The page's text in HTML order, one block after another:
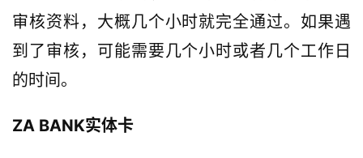
审核资料，大概几个小时就完全通过。如果遇
到了审核，可能需要几个小时或者几个工作日
的时间。
ZA BANK实体卡